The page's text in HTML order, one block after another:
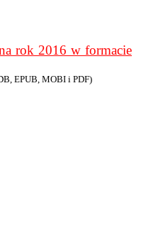
rok 2016 w formacie
EPUB, MOBI i PDF)